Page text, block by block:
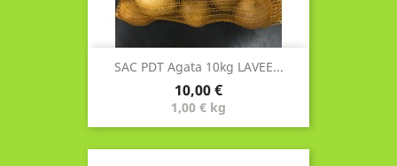
SAC PDT Agata 10kg LAVEE...
Prix
10,00 €
1,00 € kg